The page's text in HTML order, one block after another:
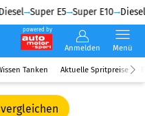
Super E5 Super E10 Diesel
powered by
Anmelden Menü
Tanken Aktuelle Spritpreise